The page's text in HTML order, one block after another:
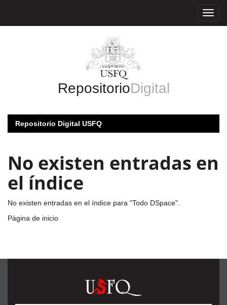
RepositorioDigital
Repositorio Digital USFQ
No existen entradas en
el índice
No existen entradas en el índice para "Todo DSpace".
Página de inicio